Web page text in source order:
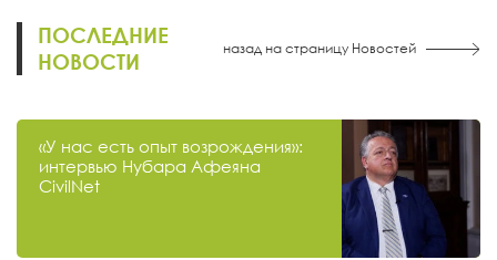
ПОСЛЕДНИЕ
НОВОСТИ
назад на страницу Новостей
«У нас есть опыт возрождения»:
интервью Нубара Афеяна
CivilNet